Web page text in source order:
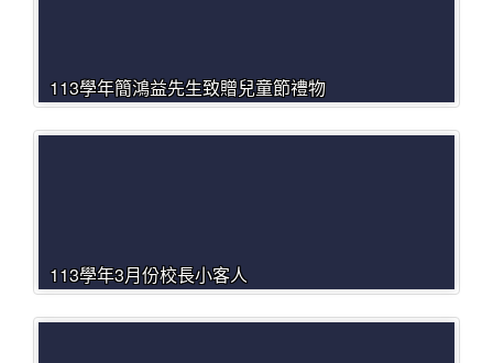
113學年簡鴻益先生致贈兒童節禮物
113學年3月份校長小客人